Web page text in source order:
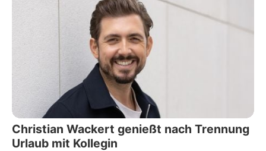
Christian Wackert genießt nach Trennung
Urlaub mit Kollegin